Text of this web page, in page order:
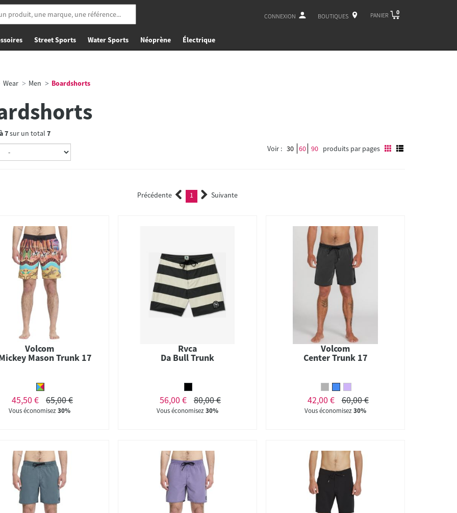
CONNEXION BOUTIQUES PANIER 0
Street Sports Water Sports Néoprène Électrique
Wear Men Boardshorts
7sur un total 7
Voir : 30 60 90 produits par pages
Précédente 1 (current)Suivante
Volcom
Mason Trunk 17
45,50 € 65,00 €
Vous économisez30%
Rvca
Da Bull Trunk
56,00 € 80,00 €
Vous économisez30%
Volcom
Center Trunk 17
42,00 € 60,00 €
Vous économisez30%